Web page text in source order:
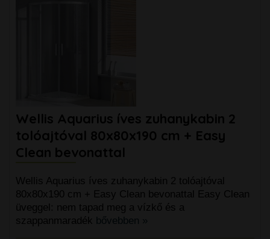
Wellis Aquarius íves zuhanykabin 2
tolóajtóval 80x80x190 cm + Easy
Clean bevonattal
Wellis Aquarius íves zuhanykabin 2 tolóajtóval
80x80x190 cm + Easy Clean bevonattal Easy Clean
üveggel: nem tapad meg a vízkő és a
szappanmaradék bővebben »